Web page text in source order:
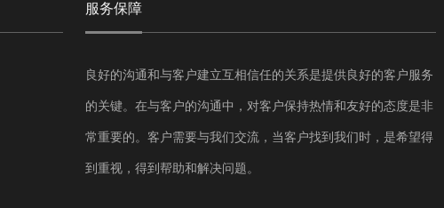
服务保障
良好的沟通和与客户建立互相信任的关系是提供良好的客户服务
的关键。在与客户的沟通中，对客户保持热情和友好的态度是非
常重要的。客户需要与我们交流，当客户找到我们时，是希望得
到重视，得到帮助和解决问题。